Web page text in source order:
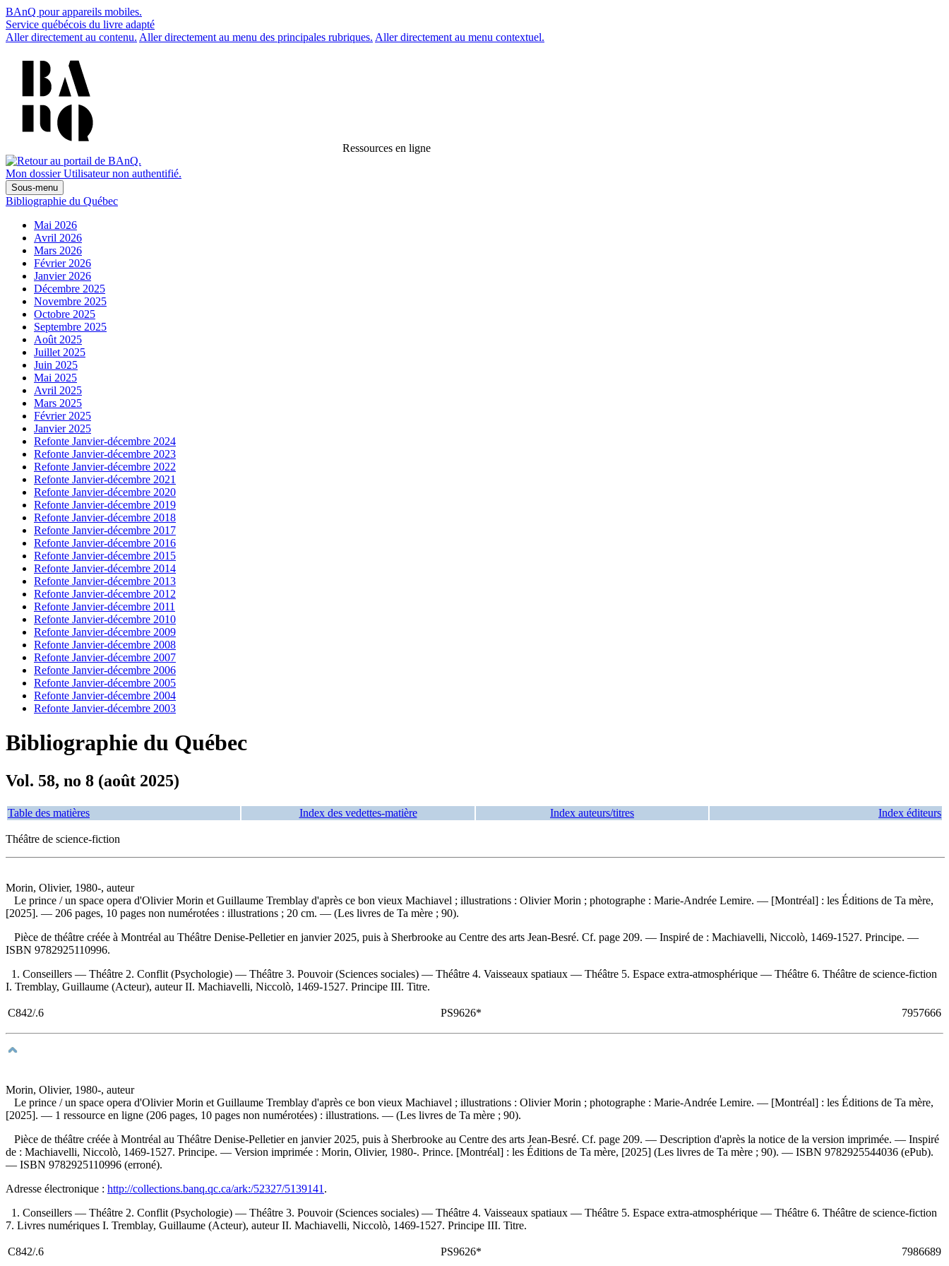
BAnQ pour appareils mobiles.
Service québécois du livre adapté
Aller directement au contenu. Aller directement au menu des principales rubriques. Aller directement au menu contextuel.
Ressources en ligne
Mon dossier Utilisateur non authentifié.
Sous-menu
Bibliographie du Québec
Mai 2026
Avril 2026
Mars 2026
Février 2026
Janvier 2026
Décembre 2025
Novembre 2025
Octobre 2025
Septembre 2025
Août 2025
Juillet 2025
Juin 2025
Mai 2025
Avril 2025
Mars 2025
Février 2025
Janvier 2025
Refonte Janvier-décembre 2024
Refonte Janvier-décembre 2023
Refonte Janvier-décembre 2022
Refonte Janvier-décembre 2021
Refonte Janvier-décembre 2020
Refonte Janvier-décembre 2019
Refonte Janvier-décembre 2018
Refonte Janvier-décembre 2017
Refonte Janvier-décembre 2016
Refonte Janvier-décembre 2015
Refonte Janvier-décembre 2014
Refonte Janvier-décembre 2013
Refonte Janvier-décembre 2012
Refonte Janvier-décembre 2011
Refonte Janvier-décembre 2010
Refonte Janvier-décembre 2009
Refonte Janvier-décembre 2008
Refonte Janvier-décembre 2007
Refonte Janvier-décembre 2006
Refonte Janvier-décembre 2005
Refonte Janvier-décembre 2004
Refonte Janvier-décembre 2003
Bibliographie du Québec
Vol. 58, no 8 (août 2025)
Table des matières Index des vedettes-matière Index auteurs/titres Index éditeurs
Théâtre de science-fiction
Morin, Olivier, 1980-, auteur
Le prince / un space opera d'Olivier Morin et Guillaume Tremblay d'après ce bon vieux Machiavel ; illustrations : Olivier Morin ; photographe : Marie-Andrée Lemire. — [Montréal] : les Éditions de Ta mère,
[2025]. — 206 pages, 10 pages non numérotées : illustrations ; 20 cm. — (Les livres de Ta mère ; 90).
Pièce de théâtre créée à Montréal au Théâtre Denise-Pelletier en janvier 2025, puis à Sherbrooke au Centre des arts Jean-Besré. Cf. page 209. — Inspiré de : Machiavelli, Niccolò, 1469-1527. Principe. —
ISBN 9782925110996.
1. Conseillers — Théâtre 2. Conflit (Psychologie) — Théâtre 3. Pouvoir (Sciences sociales) — Théâtre 4. Vaisseaux spatiaux — Théâtre 5. Espace extra-atmosphérique — Théâtre 6. Théâtre de science-fiction
I. Tremblay, Guillaume (Acteur), auteur II. Machiavelli, Niccolò, 1469-1527. Principe III. Titre.
C842/.6 PS9626* 7957666
Morin, Olivier, 1980-, auteur
Le prince / un space opera d'Olivier Morin et Guillaume Tremblay d'après ce bon vieux Machiavel ; illustrations : Olivier Morin ; photographe : Marie-Andrée Lemire. — [Montréal] : les Éditions de Ta mère,
[2025]. — 1 ressource en ligne (206 pages, 10 pages non numérotées) : illustrations. — (Les livres de Ta mère ; 90).
Pièce de théâtre créée à Montréal au Théâtre Denise-Pelletier en janvier 2025, puis à Sherbrooke au Centre des arts Jean-Besré. Cf. page 209. — Description d'après la notice de la version imprimée. — Inspiré
de : Machiavelli, Niccolò, 1469-1527. Principe. — Version imprimée : Morin, Olivier, 1980-. Prince. [Montréal] : les Éditions de Ta mère, [2025] (Les livres de Ta mère ; 90). — ISBN 9782925544036 (ePub).
— ISBN 9782925110996 (erroné).
Adresse électronique : http://collections.banq.qc.ca/ark:/52327/5139141 .
1. Conseillers — Théâtre 2. Conflit (Psychologie) — Théâtre 3. Pouvoir (Sciences sociales) — Théâtre 4. Vaisseaux spatiaux — Théâtre 5. Espace extra-atmosphérique — Théâtre 6. Théâtre de science-fiction
7. Livres numériques I. Tremblay, Guillaume (Acteur), auteur II. Machiavelli, Niccolò, 1469-1527. Principe III. Titre.
C842/.6 PS9626* 7986689